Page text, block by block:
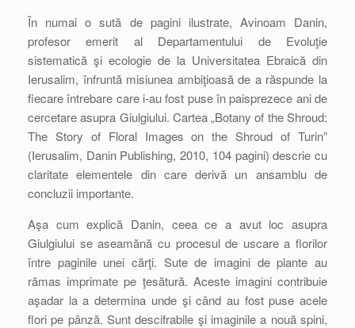
În numai o sută de pagini ilustrate, Avinoam Danin,
profesor emerit al Departamentului de Evoluţie
sistematică şi ecologie de la Universitatea Ebraică din
Ierusalim, înfruntă misiunea ambiţioasă de a răspunde la
fiecare întrebare care i-au fost puse în paisprezece ani de
cercetare asupra Giulgiului. Cartea „Botany of the Shroud:
The Story of Floral Images on the Shroud of Turin”
(Ierusalim, Danin Publishing, 2010, 104 pagini) descrie cu
claritate elementele din care derivă un ansamblu de
concluzii importante.
Aşa cum explică Danin, ceea ce a avut loc asupra
Giulgiului se aseamănă cu procesul de uscare a florilor
între paginile unei cărţi. Sute de imagini de plante au
rămas imprimate pe ţesătură. Aceste imagini contribuie
aşadar la a determina unde şi când au fost puse acele
flori pe pânză. Sunt descifrabile şi imaginile a nouă spini,